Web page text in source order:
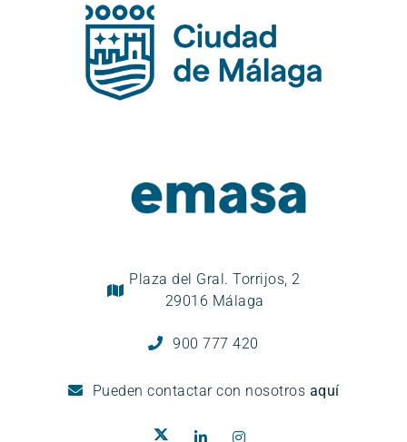
Plaza del Gral. Torrijos, 2
29016 Málaga
900 777 420
Pueden contactar con nosotros aquí